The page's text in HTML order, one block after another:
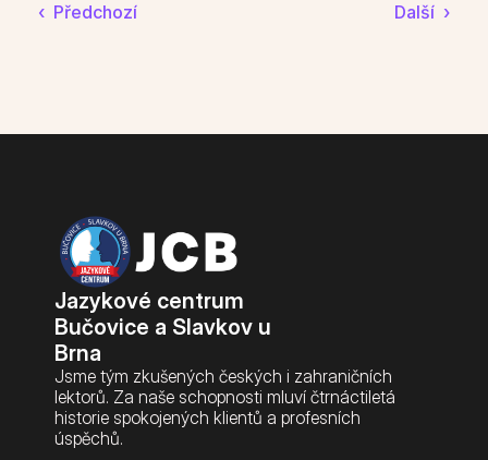
‹  Předchozí Další  ›
Jazykové centrum
Bučovice a Slavkov u
Brna
Jsme tým zkušených českých i zahraničních
lektorů. Za naše schopnosti mluví čtrnáctiletá
historie spokojených klientů a profesních
úspěchů.